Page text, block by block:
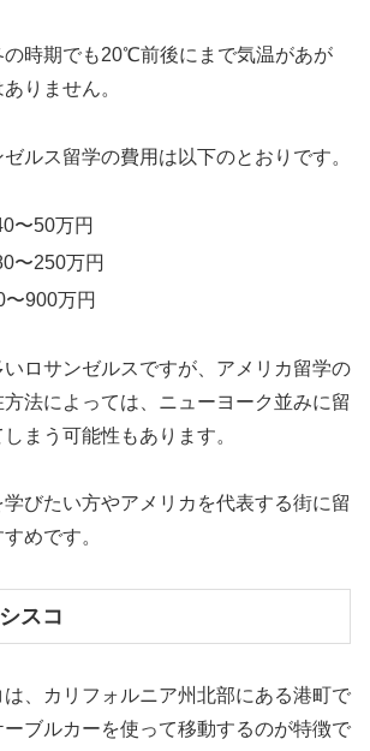
の時期でも20℃前後にまで気温があが
りません。
ルス留学の費用は以下のとおりです。
〜50万円
〜250万円
900万円
ロサンゼルスですが、アメリカ留学の
法によっては、ニューヨーク並みに留
まう可能性もあります。
びたい方やアメリカを代表する街に留
めです。
スコ
、カリフォルニア州北部にある港町で
ブルカーを使って移動するのが特徴で